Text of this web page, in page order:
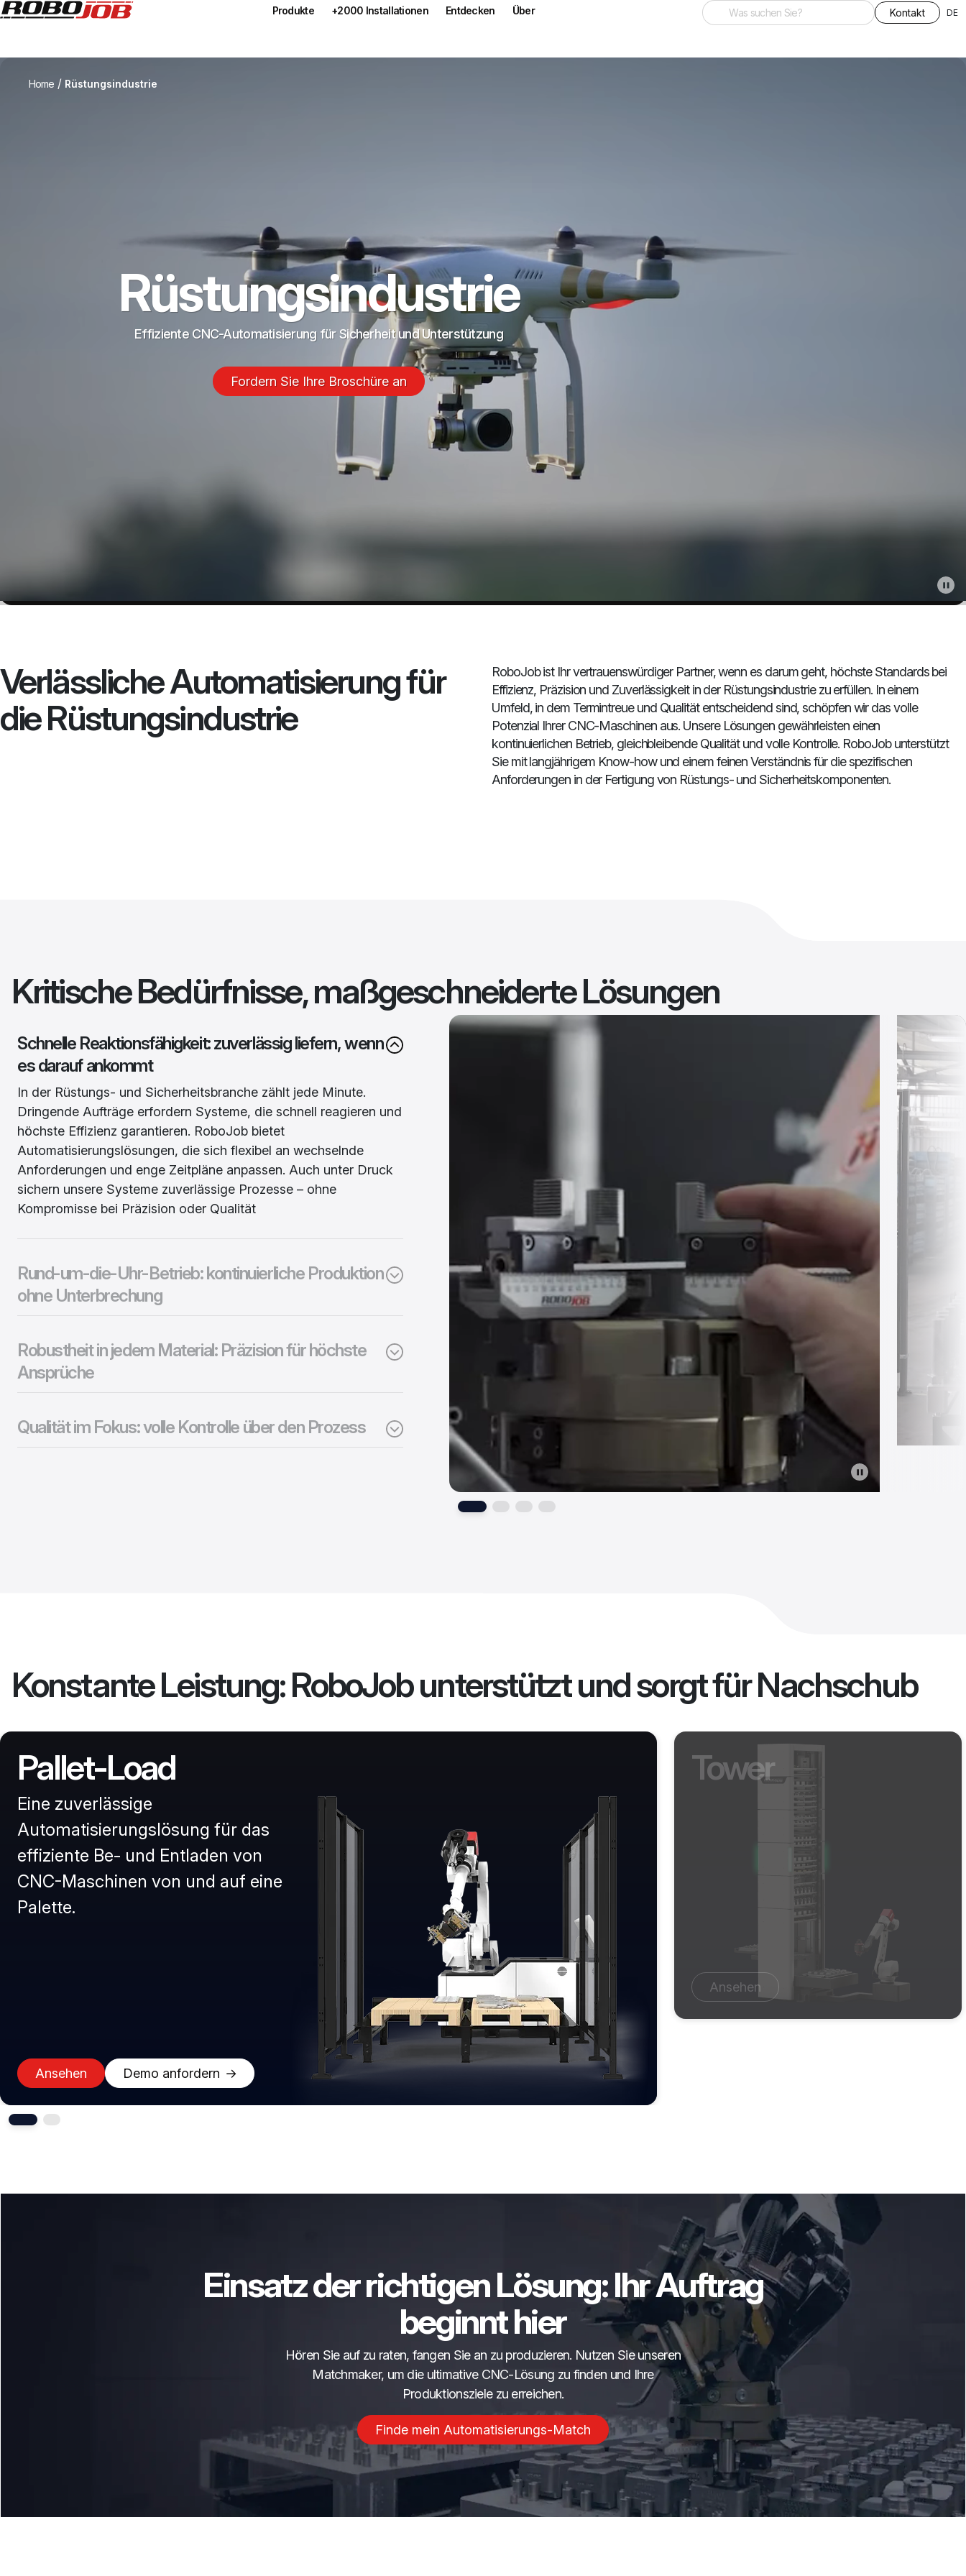
Produkte +2000 Installationen Entdecken Über Kontakt DE
Home / Rüstungsindustrie
Rüstungsindustrie
Effiziente CNC-Automatisierung für Sicherheit und Unterstützung
Fordern Sie Ihre Broschüre an
Verlässliche Automatisierung für
die Rüstungsindustrie
RoboJob ist Ihr vertrauenswürdiger Partner, wenn es darum geht, höchste Standards bei
Effizienz, Präzision und Zuverlässigkeit in der Rüstungsindustrie zu erfüllen. In einem
Umfeld, in dem Termintreue und Qualität entscheidend sind, schöpfen wir das volle
Potenzial Ihrer CNC-Maschinen aus. Unsere Lösungen gewährleisten einen
kontinuierlichen Betrieb, gleichbleibende Qualität und volle Kontrolle. RoboJob unterstützt
Sie mit langjährigem Know-how und einem feinen Verständnis für die spezifischen
Anforderungen in der Fertigung von Rüstungs- und Sicherheitskomponenten.
Kritische Bedürfnisse, maßgeschneiderte Lösungen
Schnelle Reaktionsfähigkeit: zuverlässig liefern, wenn
es darauf ankommt
In der Rüstungs- und Sicherheitsbranche zählt jede Minute.
Dringende Aufträge erfordern Systeme, die schnell reagieren und
höchste Effizienz garantieren. RoboJob bietet
Automatisierungslösungen, die sich flexibel an wechselnde
Anforderungen und enge Zeitpläne anpassen. Auch unter Druck
sichern unsere Systeme zuverlässige Prozesse – ohne
Kompromisse bei Präzision oder Qualität
Rund-um-die-Uhr-Betrieb: kontinuierliche Produktion
ohne Unterbrechung
Robustheit in jedem Material: Präzision für höchste
Ansprüche
Qualität im Fokus: volle Kontrolle über den Prozess
Konstante Leistung: RoboJob unterstützt und sorgt für Nachschub
Pallet-Load
Eine zuverlässige
Automatisierungslösung für das
effiziente Be- und Entladen von
CNC-Maschinen von und auf eine
Palette.
Ansehen Demo anfordern
Tower
Ansehen
Einsatz der richtigen Lösung: Ihr Auftrag
beginnt hier
Hören Sie auf zu raten, fangen Sie an zu produzieren. Nutzen Sie unseren
Matchmaker, um die ultimative CNC-Lösung zu finden und Ihre
Produktionsziele zu erreichen.
Finde mein Automatisierungs-Match